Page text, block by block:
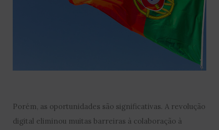
Porém, as oportunidades são significativas. A revolução
digital eliminou muitas barreiras à colaboração à